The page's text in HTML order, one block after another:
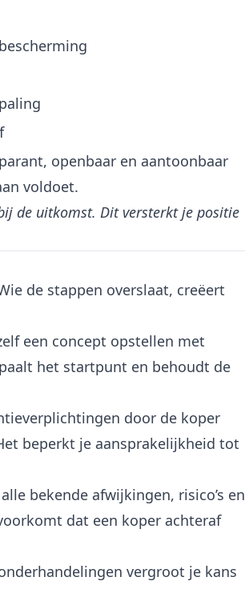
openbaar en aantoonbaar
voldoet.
de uitkomst. Dit versterkt je positie
de stappen overslaat, creëert
een concept opstellen met
het startpunt en behoudt de
door de koper
beperkt je aansprakelijkheid tot
bekende afwijkingen, risico’s en
dat een koper achteraf
vergroot je kans